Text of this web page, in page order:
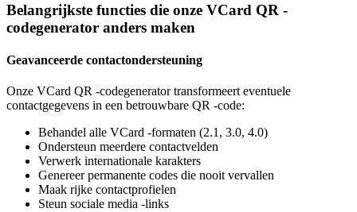
Belangrijkste functies die onze VCard QR -
codegenerator anders maken
Geavanceerde contactondersteuning
Onze VCard QR -codegenerator transformeert eventuele
contactgegevens in een betrouwbare QR -code:
Behandel alle VCard -formaten (2.1, 3.0, 4.0)
Ondersteun meerdere contactvelden
Verwerk internationale karakters
Genereer permanente codes die nooit vervallen
Maak rijke contactprofielen
Steun sociale media -links